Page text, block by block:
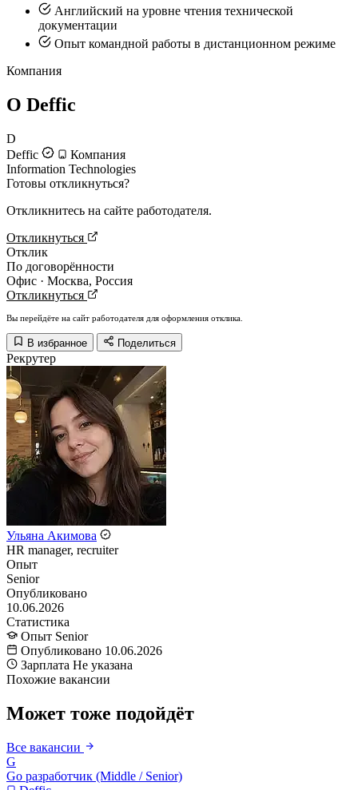
Английский на уровне чтения технической
документации
Опыт командной работы в дистанционном режиме
Компания
О Deffic
D
Deffic
Компания
Information Technologies
Готовы откликнуться?
Откликнитесь на сайте работодателя.
Откликнуться
Отклик
По договорённости
Офис · Москва, Россия
Откликнуться
Вы перейдёте на сайт работодателя для оформления отклика.
В избранное Поделиться
Рекрутер
Ульяна Акимова
HR manager, recruiter
Опыт
Senior
Опубликовано
10.06.2026
Статистика
Опыт Senior
Опубликовано 10.06.2026
Зарплата Не указана
Похожие вакансии
Может тоже подойдёт
Все вакансии
G
Go разработчик (Middle / Senior)